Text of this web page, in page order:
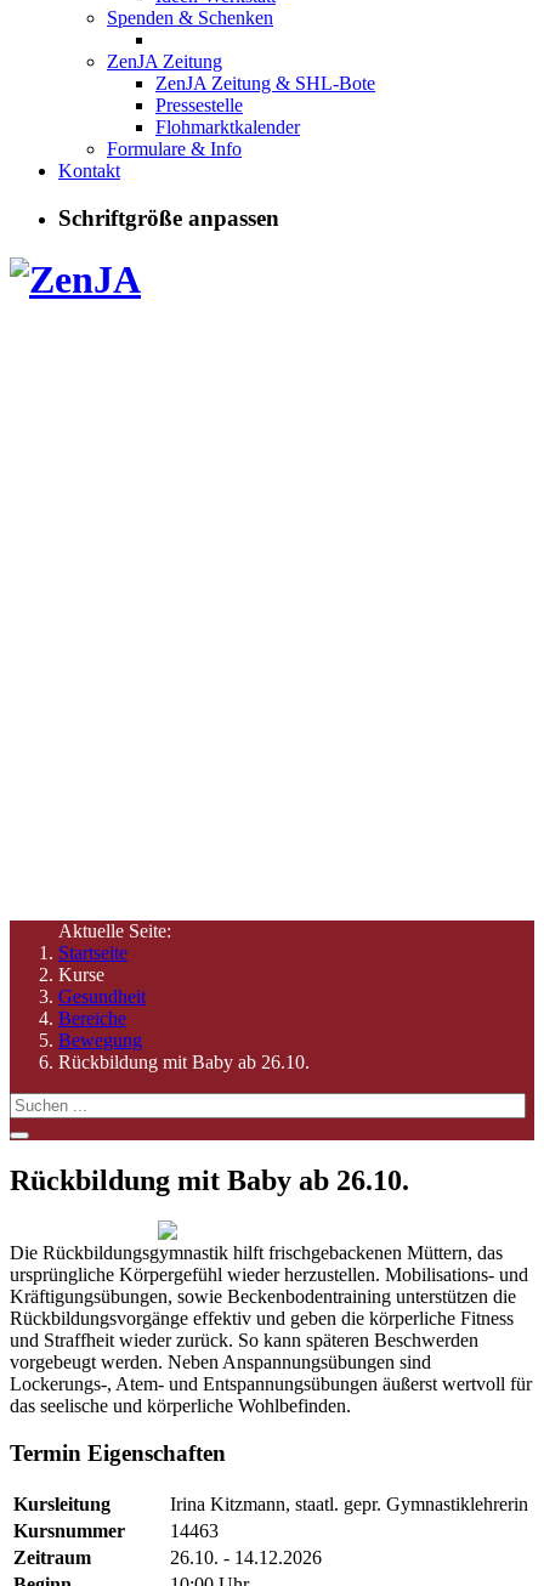
Spenden & Schenken
ZenJA Zeitung
ZenJA Zeitung & SHL-Bote
Pressestelle
Flohmarktkalender
Formulare & Info
Kontakt
Schriftgröße anpassen
Aktuelle Seite:
Startseite
Kurse
Gesundheit
Bereiche
Bewegung
Rückbildung mit Baby ab 26.10.
Rückbildung mit Baby ab 26.10.
Die Rückbildungsgymnastik hilft frischgebackenen Müttern, das
ursprüngliche Körpergefühl wieder herzustellen. Mobilisations- und
Kräftigungsübungen, sowie Beckenbodentraining unterstützen die
Rückbildungsvorgänge effektiv und geben die körperliche Fitness
und Straffheit wieder zurück. So kann späteren Beschwerden
vorgebeugt werden. Neben Anspannungsübungen sind
Lockerungs-, Atem- und Entspannungsübungen äußerst wertvoll für
das seelische und körperliche Wohlbefinden.
Termin Eigenschaften
Kursleitung
Irina Kitzmann, staatl. gepr. Gymnastiklehrerin
Kursnummer
14463
Zeitraum
26.10. - 14.12.2026